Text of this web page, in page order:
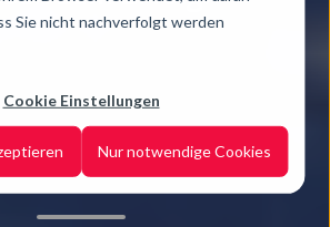
Sie nicht nachverfolgt werden
Cookie Einstellungen
Nur notwendige Cookies